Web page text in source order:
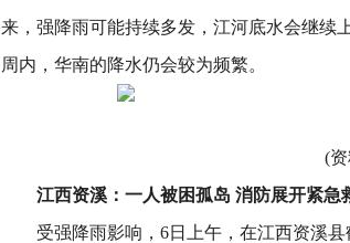
来，强降雨可能持续多发，江河底水会继续
周内，华南的降水仍会较为频繁。
(
江西资溪：一人被困孤岛 消防展开紧急
受强降雨影响，6日上午，在江西资溪